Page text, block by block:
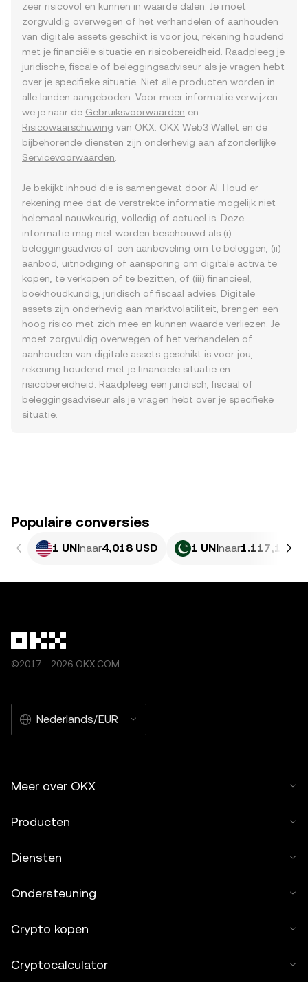
zeer risicovol en kunnen in waarde dalen. Je moet
zorgvuldig overwegen of het verhandelen of aanhouden
van digitale assets geschikt is voor jou, rekening houdend
met je financiële situatie en risicobereidheid. Raadpleeg je
juridische, fiscale of beleggingsadviseur als je vragen hebt
over je specifieke situatie. Niet alle producten worden in
alle landen aangeboden. Voor meer informatie verwijzen
we je naar de Gebruiksvoorwaarden en
Risicowaarschuwing van OKX. OKX Web3 Wallet en de
bijbehorende diensten zijn onderhevig aan afzonderlijke
Servicevoorwaarden
Je bekijkt inhoud die is samengevat door AI. Houd er
rekening mee dat de verstrekte informatie mogelijk niet
helemaal nauwkeurig, volledig of actueel is. Deze
informatie mag niet worden beschouwd als (i)
beleggingsadvies of een aanbeveling om te beleggen, (ii)
aanbod, uitnodiging of aansporing om digitale activa te
kopen, te verkopen of te bezitten, of (iii) financieel,
boekhoudkundig, juridisch of fiscaal advies. Digitale
assets zijn onderhevig aan marktvolatiliteit, brengen een
hoog risico met zich mee en kunnen waarde verliezen. Je
moet zorgvuldig overwegen of het verhandelen of
aanhouden van digitale assets geschikt is voor jou,
rekening houdend met je financiële situatie en
risicobereidheid. Raadpleeg een juridisch, fiscaal of
beleggingsadviseur als je vragen hebt over je specifieke
situatie.
Populaire conversies
1 UNInaar4,018 USD 1 UNInaar1.117,16
©2017 - 2026 OKX.COM
Nederlands/EUR
Meer over OKX
Producten
Diensten
Ondersteuning
Crypto kopen
Cryptocalculator